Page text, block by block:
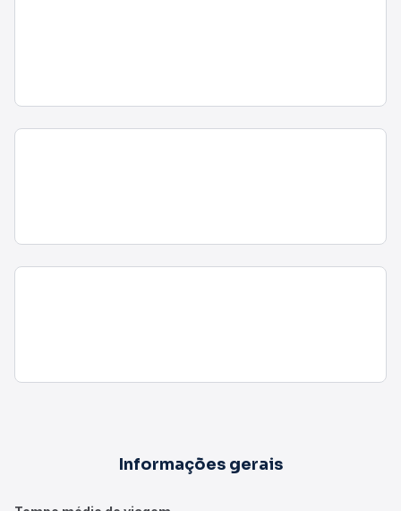
Informações gerais